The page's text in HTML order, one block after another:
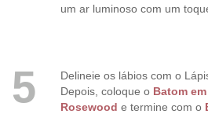
um ar luminoso com um
5 Delineie os lábios com o
Depois, coloque o Batom
Rosewood e termine com o